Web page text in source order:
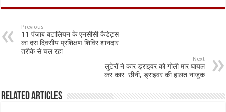
e
b
o
o
at
sA
p
p
ai
l
ar
Previous
11 पंजाब बटालियन के एनसीसी कैडेट्स
का दस दिवसीय प्रशिक्षण शिविर शानदार
तरीके से चल रहा
Next
लुटेरों ने कार ड्राइवर को गोली मार घायल
कर कार छीनी, ड्राइवर की हालत नाजुक
Related Articles